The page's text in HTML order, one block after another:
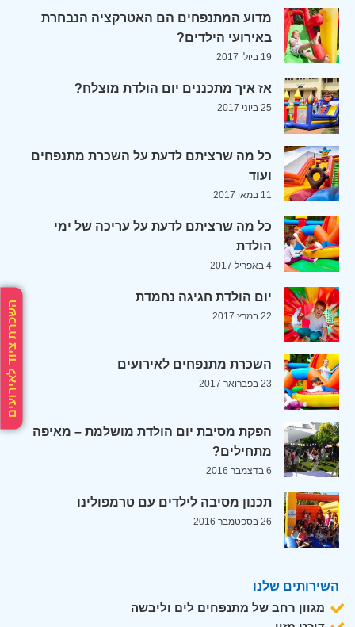
השכרת ציוד לאירועים
מדוע המתנפחים הם האטרקציה הנבחרת
באירועי הילדים?
19 ביולי 2017
אז איך מתכננים יום הולדת מוצלח?
25 ביוני 2017
כל מה שרציתם לדעת על השכרת מתנפחים
ועוד
11 במאי 2017
כל מה שרציתם לדעת על עריכה של ימי
הולדת
4 באפריל 2017
יום הולדת חגיגה נחמדת
22 במרץ 2017
השכרת מתנפחים לאירועים
23 בפברואר 2017
הפקת מסיבת יום הולדת מושלמת – מאיפה
מתחילים?
6 בדצמבר 2016
תכנון מסיבה לילדים עם טרמפולינו
26 בספטמבר 2016
השירותים שלנו
מגוון רחב של מתנפחים לים וליבשה